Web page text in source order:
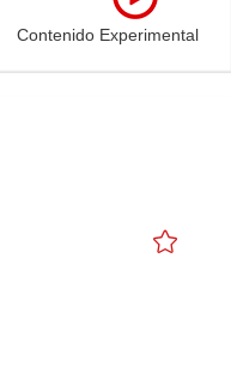
Contenido Experimental